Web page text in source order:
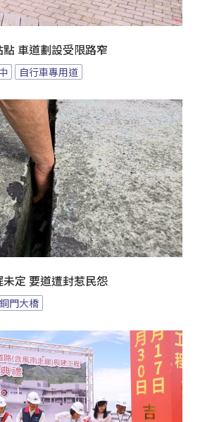
車道劃設受限路窄
自行車專用道
定 要道遭封惹民怨
銅門大橋